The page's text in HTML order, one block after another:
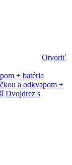
Otvoriť
+ batéria
a odkvapom +
Dvojdrez s